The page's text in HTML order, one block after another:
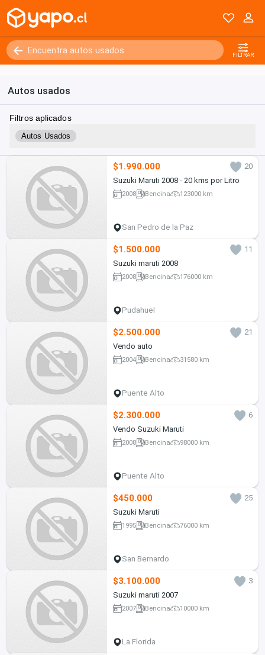
FILTRAR
Autos usados
Filtros aplicados
Autos Usados
$1.990.000
20
Suzuki Maruti 2008 - 20 kms por Litro
2008 Bencina 123000 km
San Pedro de la Paz
$1.500.000
11
Suzuki maruti 2008
2008 Bencina 176000 km
Pudahuel
$2.500.000
21
Vendo auto
2004 Bencina 31580 km
Puente Alto
$2.300.000
6
Vendo Suzuki Maruti
2008 Bencina 98000 km
Puente Alto
$450.000
25
Suzuki Maruti
1995 Bencina 76000 km
San Bernardo
$3.100.000
3
Suzuki maruti 2007
2007 Bencina 10000 km
La Florida